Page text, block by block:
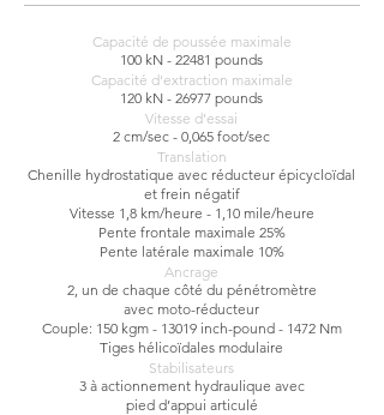
Capacité de poussée maximale
Capacité d'extraction maximale
Vitesse d’essai
Translation
Ancrage
Stabilisateurs
100 kN - 22481 pounds
120 kN - 26977 pounds
2 cm/sec - 0,065 foot/sec
Chenille hydrostatique avec réducteur épicycloïdal
et frein négatif
Vitesse 1,8 km/heure - 1,10 mile/heure
Pente frontale maximale 25%
Pente latérale maximale 10%
2, un de chaque côté du pénétromètre
avec moto-réducteur
Couple: 150 kgm - 13019 inch-pound - 1472 Nm
Tiges hélicoïdales modulaire
3 à actionnement hydraulique avec
pied d’appui articulé